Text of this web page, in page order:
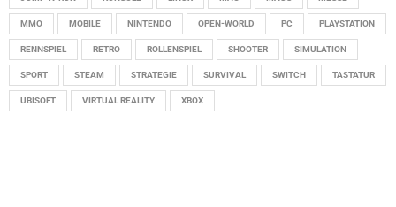
MMO MOBILE NINTENDO OPEN-WORLD PC PLAYSTATION
RENNSPIEL RETRO ROLLENSPIEL SHOOTER SIMULATION
SPORT STEAM STRATEGIE SURVIVAL SWITCH TASTATUR
UBISOFT VIRTUAL REALITY XBOX